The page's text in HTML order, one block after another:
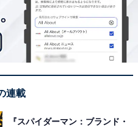
ィラミスコーヒーゼリ
連載
『スパイダーマン：ブランド・